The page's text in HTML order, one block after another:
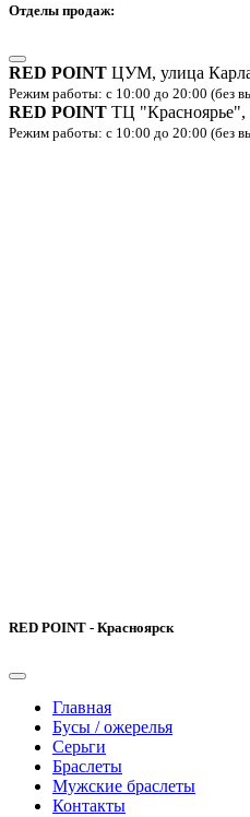
Отделы продаж:
RED POINT ЦУМ, улица
Режим работы: с 10:00 до 20:00 (без
RED POINT ТЦ "Красноярье",
Режим работы: с 10:00 до 20:00 (без
RED POINT - Красноярск
Главная
Бусы / ожерелья
Серьги
Браслеты
Мужские браслеты
Контакты